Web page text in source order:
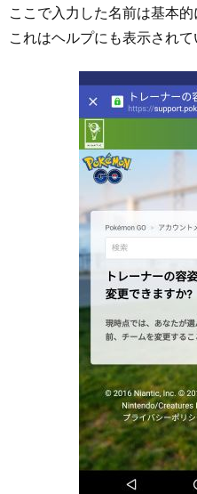
ここで入力した名前は基本
これはヘルプにも表示されて